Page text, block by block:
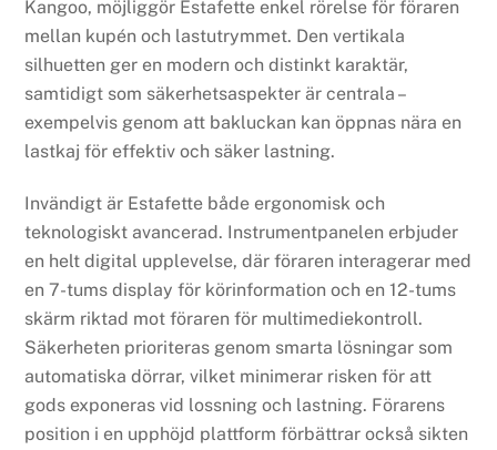
Kangoo, möjliggör Estafette enkel rörelse för föraren
mellan kupén och lastutrymmet. Den vertikala
silhuetten ger en modern och distinkt karaktär,
samtidigt som säkerhetsaspekter är centrala –
exempelvis genom att bakluckan kan öppnas nära en
lastkaj för effektiv och säker lastning.
Invändigt är Estafette både ergonomisk och
teknologiskt avancerad. Instrumentpanelen erbjuder
en helt digital upplevelse, där föraren interagerar med
en 7-tums display för körinformation och en 12-tums
skärm riktad mot föraren för multimediekontroll.
Säkerheten prioriteras genom smarta lösningar som
automatiska dörrar, vilket minimerar risken för att
gods exponeras vid lossning och lastning. Förarens
position i en upphöjd plattform förbättrar också sikten